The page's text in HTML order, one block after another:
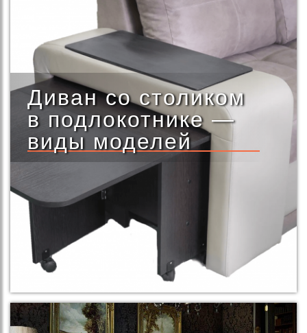
Диван со столиком
в подлокотнике —
виды моделей